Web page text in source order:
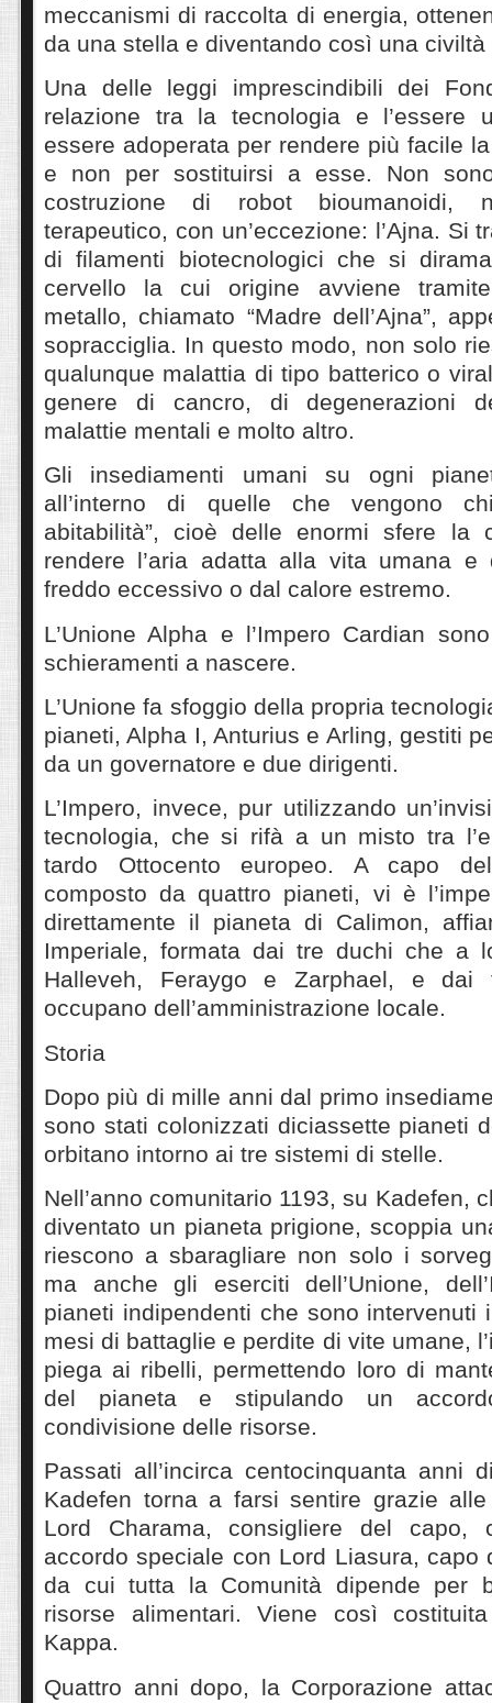
meccanismi di raccolta di energia,
da una stella e diventando così una
Una delle leggi imprescindibili dei
relazione tra la tecnologia e l’essere
essere adoperata per rendere più facile
e non per sostituirsi a esse. Non
costruzione di robot bioumanoidi,
terapeutico, con un’eccezione: l’Ajna. Si
di filamenti biotecnologici che si
cervello la cui origine avviene
metallo, chiamato “Madre dell’Ajna”,
sopracciglia. In questo modo, non solo
qualunque malattia di tipo batterico o
genere di cancro, di degenerazioni
malattie mentali e molto altro.
Gli insediamenti umani su ogni
all’interno di quelle che vengono
abitabilità”, cioè delle enormi sfere la
rendere l’aria adatta alla vita umana e
freddo eccessivo o dal calore estremo.
L’Unione Alpha e l’Impero Cardian
schieramenti a nascere.
L’Unione fa sfoggio della propria
pianeti, Alpha I, Anturius e Arling, gestiti
da un governatore e due dirigenti.
L’Impero, invece, pur utilizzando
tecnologia, che si rifà a un misto tra
tardo Ottocento europeo. A capo
composto da quattro pianeti, vi è
direttamente il pianeta di Calimon,
Imperiale, formata dai tre duchi che a
Halleveh, Feraygo e Zarphael, e dai
occupano dell’amministrazione locale.
Storia
Dopo più di mille anni dal primo
sono stati colonizzati diciassette pianeti
orbitano intorno ai tre sistemi di stelle.
Nell’anno comunitario 1193, su Kadefen,
diventato un pianeta prigione, scoppia
riescono a sbaragliare non solo i
ma anche gli eserciti dell’Unione,
pianeti indipendenti che sono intervenuti
mesi di battaglie e perdite di vite umane,
piega ai ribelli, permettendo loro di
del pianeta e stipulando un
condivisione delle risorse.
Passati all’incirca centocinquanta anni
Kadefen torna a farsi sentire grazie
Lord Charama, consigliere del capo,
accordo speciale con Lord Liasura, capo
da cui tutta la Comunità dipende per
risorse alimentari. Viene così
Kappa.
Quattro anni dopo, la Corporazione